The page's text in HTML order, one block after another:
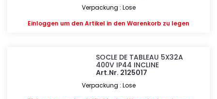
Verpackung : Lose
Einloggen um den Artikel in den Warenkorb zu legen
SOCLE DE TABLEAU 5X32A
400V IP44 INCLINE
Art.Nr. 2125017
Verpackung : Lose